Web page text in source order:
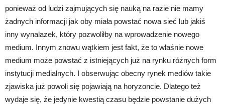
ponieważ od ludzi zajmujących się nauką na razie nie mamy
żadnych informacji jak oby miała powstać nowa sieć lub jakiś
inny wynalazek, który pozwoliłby na wprowadzenie nowego
medium. Innym znowu wątkiem jest fakt, że to właśnie nowe
medium może powstać z istniejących już na rynku różnych form
instytucji medialnych. I obserwując obecny rynek mediów takie
zjawiska już powoli się pojawiają na horyzoncie. Dlatego też
wydaje się, że jedynie kwestią czasu będzie powstanie dużych